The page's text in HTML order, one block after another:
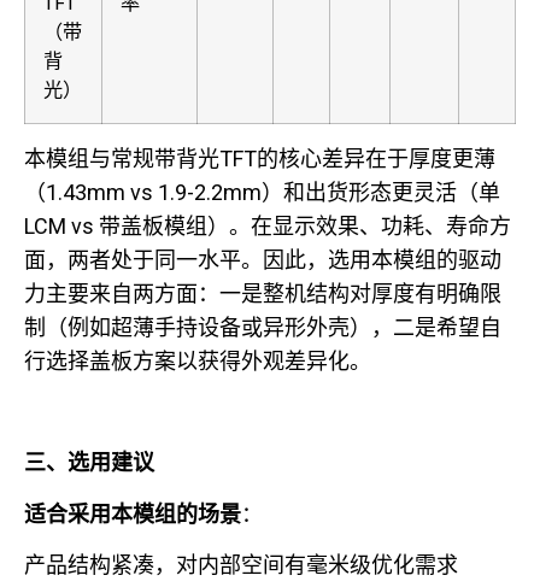
（带
背
光）
本模组与常规带背光TFT的核心差异在于厚度更薄
（1.43mm vs 1.9-2.2mm）和出货形态更灵活（单
LCM vs 带盖板模组）。在显示效果、功耗、寿命方
面，两者处于同一水平。因此，选用本模组的驱动
力主要来自两方面：一是整机结构对厚度有明确限
制（例如超薄手持设备或异形外壳），二是希望自
行选择盖板方案以获得外观差异化。
三、选用建议
适合采用本模组的场景：
产品结构紧凑，对内部空间有毫米级优化需求